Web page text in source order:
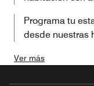
Programa tu
desde nuestras
Ver más